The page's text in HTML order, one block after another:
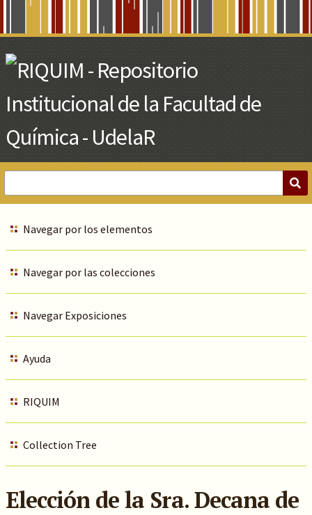
Main
Content
Navegar por los elementos
Navegar por las colecciones
Navegar Exposiciones
Ayuda
RIQUIM
Collection Tree
Elección de la Sra. Decana de